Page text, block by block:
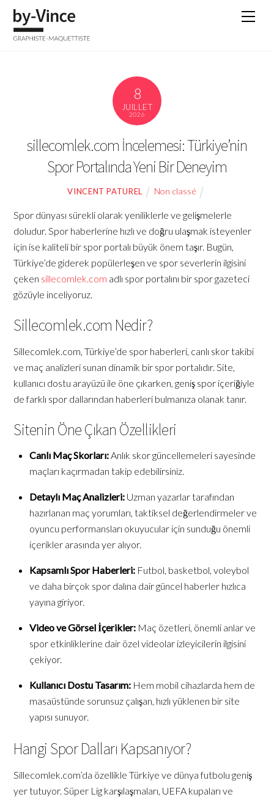
Skip
content
8
JUILLET
2026
sillecomlek.com İncelemesi: Türkiye’nin
Spor Portalında Yeni Bir Deneyim
VINCENT PATUREL Non classé
Spor dünyası sürekli olarak yeniliklerle ve gelişmelerle
doludur. Spor haberlerine hızlı ve doğru ulaşmak isteyenler
için ise kaliteli bir spor portalı büyük önem taşır. Bugün,
Türkiye’de giderek popülerleşen ve spor severlerin ilgisini
çeken sillecomlek.com adlı spor portalını bir spor gazeteci
gözüyle inceliyoruz.
Sillecomlek.com Nedir?
Sillecomlek.com, Türkiye’de spor haberleri, canlı skor takibi
ve maç analizleri sunan dinamik bir spor portalıdır. Site,
kullanıcı dostu arayüzü ile öne çıkarken, geniş spor içeriğiyle
de farklı spor dallarından haberleri bulmanıza olanak tanır.
Sitenin Öne Çıkan Özellikleri
Canlı Maç Skorları:Anlık skor güncellemeleri sayesinde
maçları kaçırmadan takip edebilirsiniz.
Detaylı Maç Analizleri: Uzman yazarlar tarafından
hazırlanan maç yorumları, taktiksel değerlendirmeler ve
oyuncu performansları okuyucular için sunduğu önemli
içerikler arasında yer alıyor.
Kapsamlı Spor Haberleri: Futbol, basketbol, voleybol
ve daha birçok spor dalına dair güncel haberler hızlıca
yayına giriyor.
Video ve Görsel İçerikler: Maç özetleri, önemli anlar ve
spor etkinliklerine dair özel videolar izleyicilerin ilgisini
çekiyor.
Kullanıcı Dostu Tasarım: Hem mobil cihazlarda hem de
masaüstünde sorunsuz çalışan, hızlı yüklenen bir site
yapısı sunuyor.
Hangi Spor Dalları Kapsanıyor?
Sillecomlek.com’da özellikle Türkiye ve dünya futbolu geniş
yer tutuyor. Süper Lig karşılaşmaları, UEFA kupaları ve